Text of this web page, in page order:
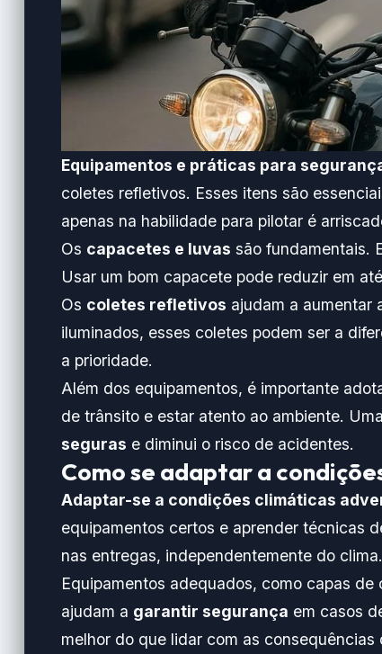
Equipamentos e práticas para
coletes refletivos. Esses itens são
apenas na habilidade para pilotar é
Os capacetes e luvas são fundamentais.
Usar um bom capacete pode reduzir em
Os coletes refletivos ajudam a aumentar
iluminados, esses coletes podem ser a
a prioridade.
Além dos equipamentos, é importante
de trânsito e estar atento ao ambiente.
seguras e diminui o risco de acidentes.
Como se adaptar a
Adaptar-se a condições climáticas
equipamentos certos e aprender técnicas
nas entregas, independentemente do clima.
Equipamentos adequados, como capas
ajudam a garantir segurança em casos
melhor do que lidar com as consequências